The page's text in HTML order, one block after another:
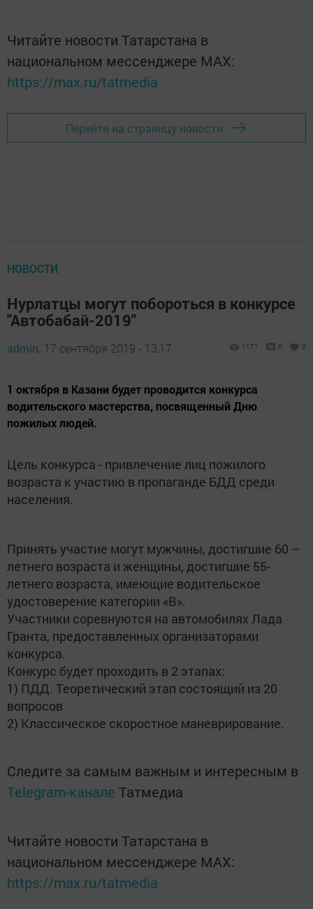
Читайте новости Татарстана в
национальном мессенджере MАХ:
https://max.ru/tatmedia
Перейти на страницу новости
НОВОСТИ
Нурлатцы могут побороться в конкурсе
"Автобабай-2019"
admin, 17 сентября 2019 - 13:17 1171 0 0
1 октября в Казани будет проводится конкурса
водительского мастерства, посвященный Дню
пожилых людей.
Цель конкурса - привлечение лиц пожилого
возраста к участию в пропаганде БДД среди
населения.
Принять участие могут мужчины, достигшие 60 –
летнего возраста и женщины, достигшие 55-
летнего возраста, имеющие водительское
удостоверение категории «B».
Участники соревнуются на автомобилях Лада
Гранта, предоставленных организаторами
конкурса.
Конкурс будет проходить в 2 этапах:
1) ПДД. Теоретический этап состоящий из 20
вопросов
2) Классическое скоростное маневрирование.
Следите за самым важным и интересным в
Telegram-канале Татмедиа
Читайте новости Татарстана в
национальном мессенджере MАХ:
https://max.ru/tatmedia